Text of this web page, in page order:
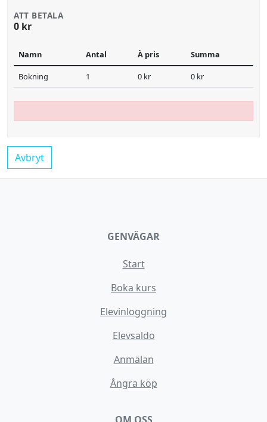
ATT BETALA
0 kr
Namn Antal À pris Summa
Bokning 1 0 kr 0 kr
Avbryt
GENVÄGAR
Start
Boka kurs
Elevinloggning
Elevsaldo
Anmälan
Ångra köp